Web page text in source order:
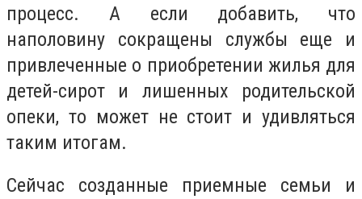
процесс. А если добавить, что
наполовину сокращены службы еще и
привлеченные о приобретении жилья для
детей-сирот и лишенных родительской
опеки, то может не стоит и удивляться
таким итогам.
Сейчас созданные приемные семьи и